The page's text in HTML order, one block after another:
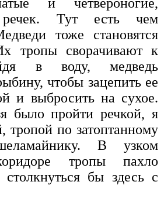
Тут есть чем
тоже становятся
тропы сворачивают к
в воду, медведь
чтобы зацепить ее
и выбросить на сухое.
было пройти речкой, я
тропой по затоптанному
В узком
тропы пахло
бы здесь с